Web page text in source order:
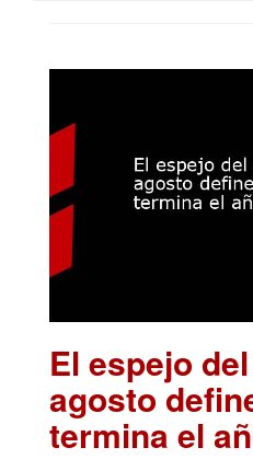
El espejo
agosto
termina el